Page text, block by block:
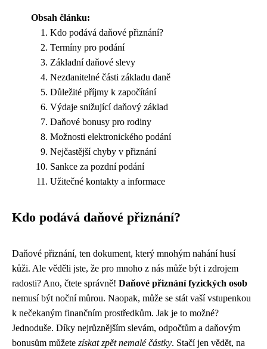
Obsah článku:
Kdo podává daňové přiznání?
Termíny pro podání
Základní daňové slevy
Nezdanitelné části základu daně
Důležité příjmy k započítání
Výdaje snižující daňový základ
Daňové bonusy pro rodiny
Možnosti elektronického podání
Nejčastější chyby v přiznání
Sankce za pozdní podání
Užitečné kontakty a informace
Kdo podává daňové přiznání?
Daňové přiznání, ten dokument, který mnohým nahání husí
kůži. Ale věděli jste, že pro mnoho z nás může být i zdrojem
radosti? Ano, čtete správně! Daňové přiznání fyzických osob
nemusí být noční můrou. Naopak, může se stát vaší vstupenkou
k nečekaným finančním prostředkům. Jak je to možné?
Jednoduše. Díky nejrůznějším slevám, odpočtům a daňovým
bonusům můžete získat zpět nemalé částky. Stačí jen vědět, na